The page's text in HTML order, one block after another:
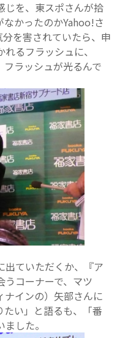
じを、東スポさんが拾
かったのかYahoo!さ
を害されていたら、申
るフラッシュに、
フラッシュが光るんで
出ていただくか、『ア
うコーナーで、マツ
ナインの）矢部さんに
い」と語るも、「番
した。